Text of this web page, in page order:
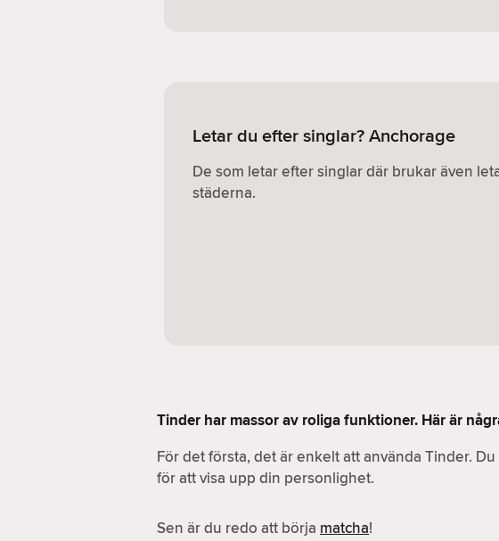
Letar du efter singlar? Anchorage
De som letar efter singlar där brukar även
städerna.
Tinder har massor av roliga funktioner. Här är
För det första, det är enkelt att använda Tinder.
för att visa upp din personlighet.
Sen är du redo att börja matcha!